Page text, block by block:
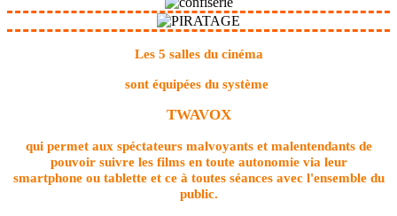
Les 5 salles du cinéma
sont équipées du système
TWAVOX
qui permet aux spéctateurs malvoyants et malentendants de
pouvoir suivre les films en toute autonomie via leur
smartphone ou tablette et ce à toutes séances avec l'ensemble du
public.